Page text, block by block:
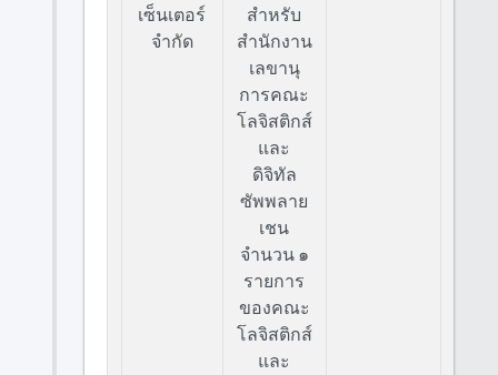
เซ็นเตอร์
จำกัด
สำหรับ
สำนักงาน
เลขานุ
การคณะ
โลจิสติกส์
และ
ดิจิทัล
ซัพพลาย
เชน
จำนวน ๑
รายการ
ของคณะ
โลจิสติกส์
และ